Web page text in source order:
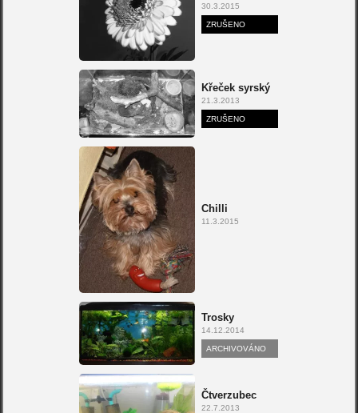
30.3.2015
ZRUŠENO
Křeček syrský
21.3.2013
ZRUŠENO
Chilli
11.3.2015
Trosky
14.12.2014
ARCHIVOVÁNO
Čtverzubec
22.7.2013